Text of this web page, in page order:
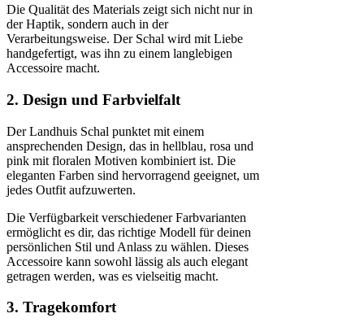
Die Qualität des Materials zeigt sich nicht nur in
der Haptik, sondern auch in der
Verarbeitungsweise. Der Schal wird mit Liebe
handgefertigt, was ihn zu einem langlebigen
Accessoire macht.
2. Design und Farbvielfalt
Der Landhuis Schal punktet mit einem
ansprechenden Design, das in hellblau, rosa und
pink mit floralen Motiven kombiniert ist. Die
eleganten Farben sind hervorragend geeignet, um
jedes Outfit aufzuwerten.
Die Verfügbarkeit verschiedener Farbvarianten
ermöglicht es dir, das richtige Modell für deinen
persönlichen Stil und Anlass zu wählen. Dieses
Accessoire kann sowohl lässig als auch elegant
getragen werden, was es vielseitig macht.
3. Tragekomfort